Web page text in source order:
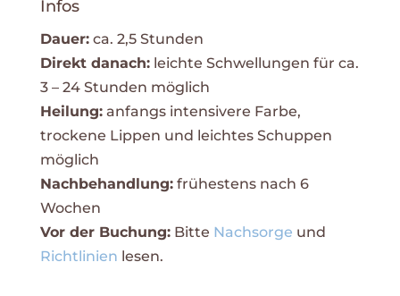
Infos
Dauer:ca. 2,5 Stunden
Direkt danach:leichte Schwellungen für ca.
3 – 24 Stunden möglich
Heilung:anfangs intensivere Farbe,
trockene Lippen und leichtes Schuppen
möglich
Nachbehandlung:frühestens nach 6
Wochen
Vor der Buchung:Bitte Nachsorge und
Richtlinien lesen.